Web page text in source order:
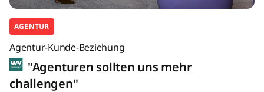
AGENTUR
Agentur-Kunde-Beziehung
"Agenturen sollten uns mehr
challengen"